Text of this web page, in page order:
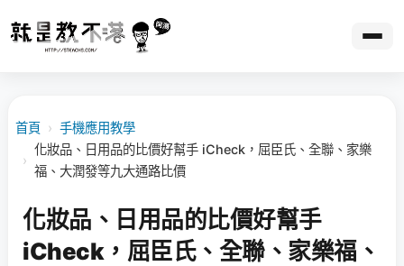
首頁 › 手機應用教學
›
化妝品、日用品的比價好幫手 iCheck，屈臣氏、全聯、家樂
福、大潤發等九大通路比價
化妝品、日用品的比價好幫手
iCheck，屈臣氏、全聯、家樂福、